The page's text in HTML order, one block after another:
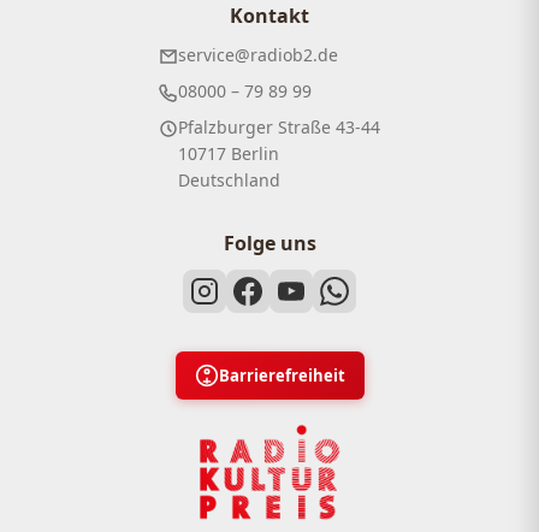
Kontakt
service@radiob2.de
08000 – 79 89 99
Pfalzburger Straße 43-44
10717 Berlin
Deutschland
Folge uns
Barrierefreiheit